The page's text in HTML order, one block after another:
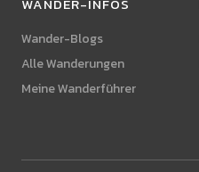
Wander-Blogs
Alle Wanderungen
Meine Wanderführer